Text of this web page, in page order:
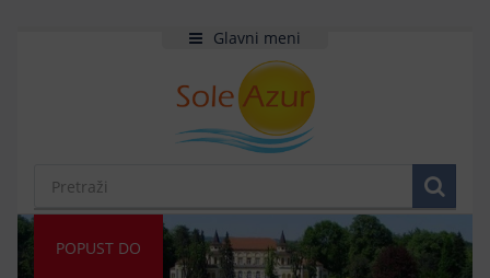
Glavni meni
POPUST DO